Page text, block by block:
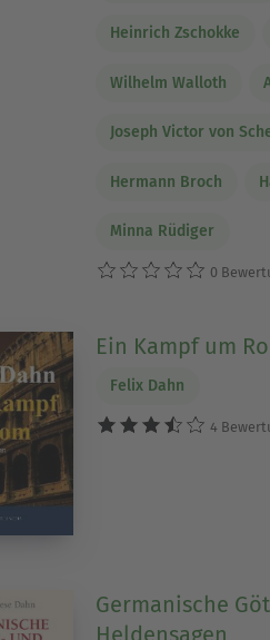
Heinrich Zschokke
Wilhelm Walloth
Joseph Victor von
Hermann Broch
Minna Rüdiger
0
Ein Kampf um
Felix Dahn
4
Germanische